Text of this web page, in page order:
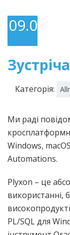
Категорія:
Ми раді
Windows,
Automations.
Plyxon – це
використанні,
PL/SQL для